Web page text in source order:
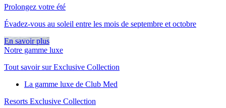
Prolongez votre été
Évadez-vous au soleil entre les mois de septembre et octobre
En savoir plus
Notre gamme luxe
Tout savoir sur Exclusive Collection
La gamme luxe de Club Med
Resorts Exclusive Collection